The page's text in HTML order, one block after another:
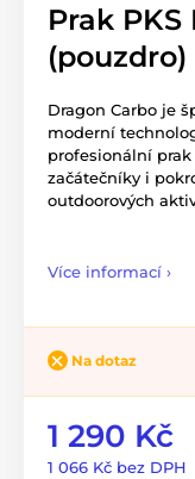
Prak
(pouzdro)
Dragon Carbo je
moderní
profesionální
začátečníky i
outdoorových
Více informací ›
Na dotaz
1 290 Kč
1 066 Kč bez DPH